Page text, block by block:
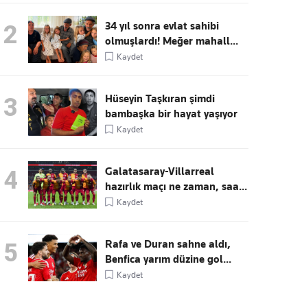
2
34 yıl sonra evlat sahibi
olmuşlardı! Meğer mahall...
Kaydet
3
Hüseyin Taşkıran şimdi
bambaşka bir hayat yaşıyor
Kaydet
4
Galatasaray-Villarreal
hazırlık maçı ne zaman, saa...
Kaydet
5
Rafa ve Duran sahne aldı,
Benfica yarım düzine gol...
Kaydet